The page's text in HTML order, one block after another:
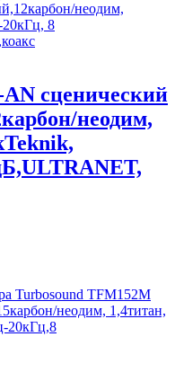
сценический
неодим,